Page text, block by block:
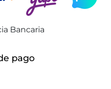
Bancaria
pago